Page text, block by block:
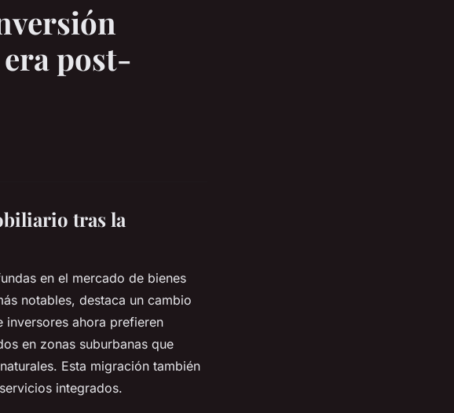
post-
tras la
en el mercado de bienes
notables, destaca un cambio
ahora prefieren
en zonas suburbanas que
Esta migración también
integrados.